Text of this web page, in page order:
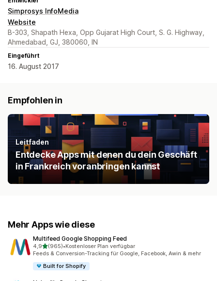
Simprosys InfoMedia
Website
B-303, Shapath Hexa, Opp Gujarat High Court, S. G. Highway,
Ahmedabad, GJ, 380060, IN
Eingeführt
16. August 2017
Empfohlen in
Leitfaden
Entdecke Apps mit denen du dein Geschäft
in Frankreich voranbringen kannst
Mehr Apps wie diese
Multifeed Google Shopping Feed
4,9von 5 Sternen
(965)
965 Rezensionen insgesamt
•Kostenloser Plan verfügbar
Feeds & Conversion-Tracking für Google, Facebook, Awin & mehr
Built for Shopify